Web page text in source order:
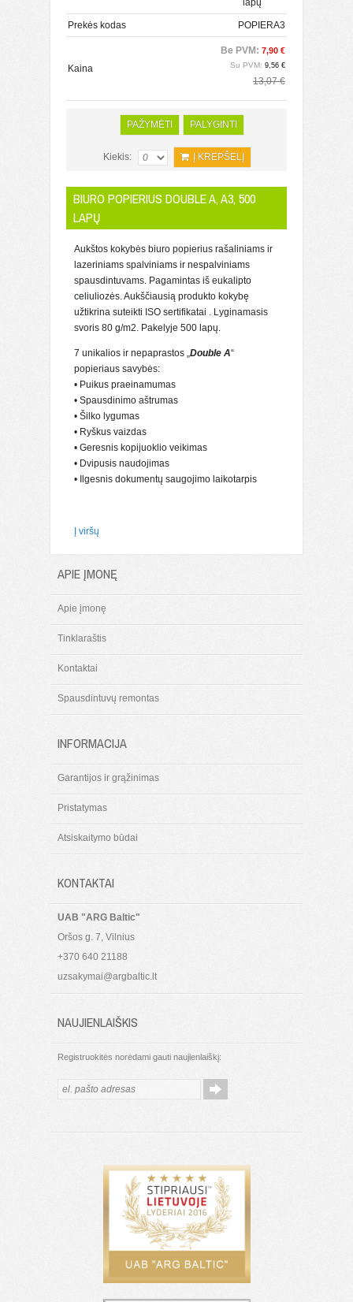
lapų
Prekės kodas POPIERA3
Kaina
Be PVM: 7,90 €
Su PVM: 9,56 €
13,07 €
PAŽYMĖTI PALYGINTI
Kiekis: Į KREPŠELĮ
BIURO POPIERIUS DOUBLE A, A3, 500
LAPŲ
Aukštos kokybės biuro popierius rašaliniams ir
lazeriniams spalviniams ir nespalviniams
spausdintuvams. Pagamintas iš eukalipto
celiuliozės. Aukščiausią produkto kokybę
užtikrina suteikti ISO sertifikatai . Lyginamasis
svoris 80 g/m2. Pakelyje 500 lapų.
7 unikalios ir nepaprastos „Double A“
popieriaus savybės:
• Puikus praeinamumas
• Spausdinimo aštrumas
• Šilko lygumas
• Ryškus vaizdas
• Geresnis kopijuoklio veikimas
• Dvipusis naudojimas
• Ilgesnis dokumentų saugojimo laikotarpis
Į viršų
APIE ĮMONĘ
Apie įmonę
Tinklaraštis
Kontaktai
Spausdintuvų remontas
INFORMACIJA
Garantijos ir grąžinimas
Pristatymas
Atsiskaitymo būdai
KONTAKTAI
UAB "ARG Baltic"
Oršos g. 7, Vilnius
+370 640 21188
uzsakymai@argbaltic.lt
NAUJIENLAIŠKIS
Registruokitės norėdami gauti naujienlaiškį: